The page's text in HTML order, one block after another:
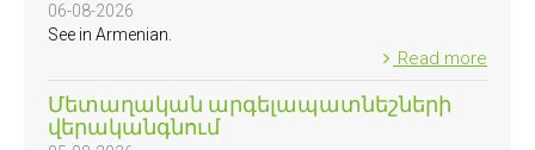
06-08-2026
See in Armenian.
Read more
Մետաղական արգելապատնեշների
վերականգնում